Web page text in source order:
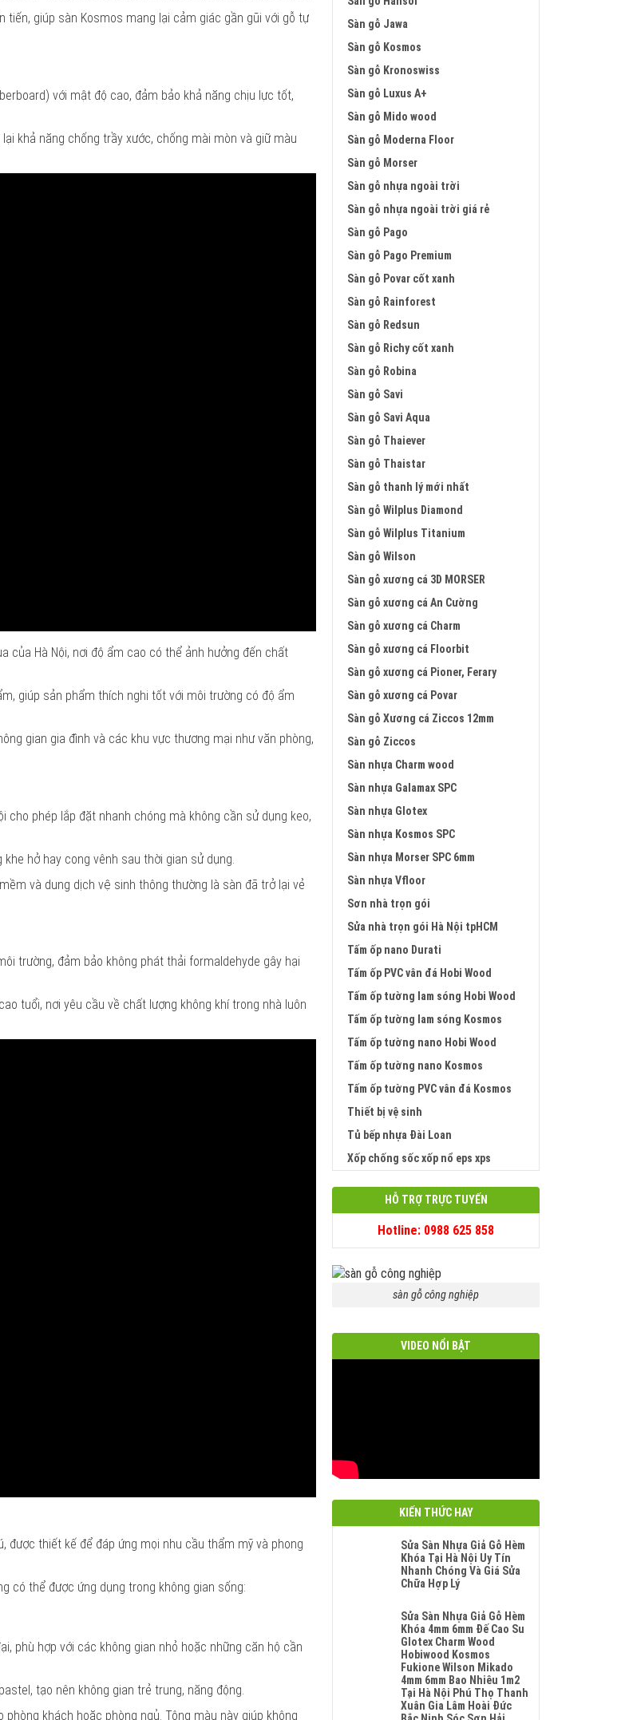
Sàn gỗ Jawa
Sàn gỗ Kosmos
Sàn gỗ Kronoswiss
Sàn gỗ Luxus A+
Sàn gỗ Mido wood
Sàn gỗ Moderna Floor
Sàn gỗ Morser
Sàn gỗ nhựa ngoài trời
Sàn gỗ nhựa ngoài trời giá rẻ
Sàn gỗ Pago
Sàn gỗ Pago Premium
Sàn gỗ Povar cốt xanh
Sàn gỗ Rainforest
Sàn gỗ Redsun
Sàn gỗ Richy cốt xanh
Sàn gỗ Robina
Sàn gỗ Savi
Sàn gỗ Savi Aqua
Sàn gỗ Thaiever
Sàn gỗ Thaistar
Sàn gỗ thanh lý mới nhất
Sàn gỗ Wilplus Diamond
Sàn gỗ Wilplus Titanium
Sàn gỗ Wilson
Sàn gỗ xương cá 3D MORSER
Sàn gỗ xương cá An Cường
Sàn gỗ xương cá Charm
Sàn gỗ xương cá Floorbit
Sàn gỗ xương cá Pioner, Ferary
Sàn gỗ xương cá Povar
Sàn gỗ Xương cá Ziccos 12mm
Sàn gỗ Ziccos
Sàn nhựa Charm wood
Sàn nhựa Galamax SPC
Sàn nhựa Glotex
Sàn nhựa Kosmos SPC
Sàn nhựa Morser SPC 6mm
Sàn nhựa Vfloor
Sơn nhà trọn gói
Sửa nhà trọn gói Hà Nội tpHCM
Tấm ốp nano Durati
Tấm ốp PVC vân đá Hobi Wood
Tấm ốp tường lam sóng Hobi Wood
Tấm ốp tường lam sóng Kosmos
Tấm ốp tường nano Hobi Wood
Tấm ốp tường nano Kosmos
Tấm ốp tường PVC vân đá Kosmos
Thiết bị vệ sinh
Tủ bếp nhựa Đài Loan
Xốp chống sốc xốp nổ eps xps
HỖ TRỢ TRỰC TUYẾN
Hotline: 0988 625 858
sàn gỗ công nghiệp
VIDEO NỔI BẬT
KIẾN THỨC HAY
Sửa Sàn Nhựa Giả Gỗ Hèm
Khóa Tại Hà Nội Uy Tín
Nhanh Chóng Và Giá Sửa
Chữa Hợp Lý
Có
Bình
Luận
Ở
Sửa
Sàn
Nhựa
Giả
Gỗ
Sửa Sàn Nhựa Giả Gỗ Hèm
Khóa 4mm 6mm Đế Cao Su
Glotex Charm Wood
Hobiwood Kosmos
Fukione Wilson Mikado
4mm 6mm Bao Nhiêu 1m2
Tại Hà Nội Phú Thọ Thanh
Xuân Gia Lâm Hoài Đức
giúp sàn Kosmos mang lại cảm giác gần gũi với gỗ tự
với mật độ cao, đảm bảo khả năng chịu lực tốt,
khả năng chống trầy xước, chống mài mòn và giữ màu
Hà Nội, nơi độ ẩm cao có thể ảnh hưởng đến chất
giúp sản phẩm thích nghi tốt với môi trường có độ ẩm
gian gia đình và các khu vực thương mại như văn phòng,
cho phép lắp đặt nhanh chóng mà không cần sử dụng keo,
hở hay cong vênh sau thời gian sử dụng.
và dung dịch vệ sinh thông thường là sàn đã trở lại vẻ
trường, đảm bảo không phát thải formaldehyde gây hại
tuổi, nơi yêu cầu về chất lượng không khí trong nhà luôn
thiết kế để đáp ứng mọi nhu cầu thẩm mỹ và phong
có thể được ứng dụng trong không gian sống:
phù hợp với các không gian nhỏ hoặc những căn hộ cần
tạo nên không gian trẻ trung, năng động.
khách hoặc phòng ngủ. Tông màu này giúp không